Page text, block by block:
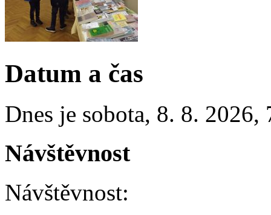
Datum a čas
Dnes je sobota, 8. 8. 2026,
Návštěvnost
Návštěvnost: